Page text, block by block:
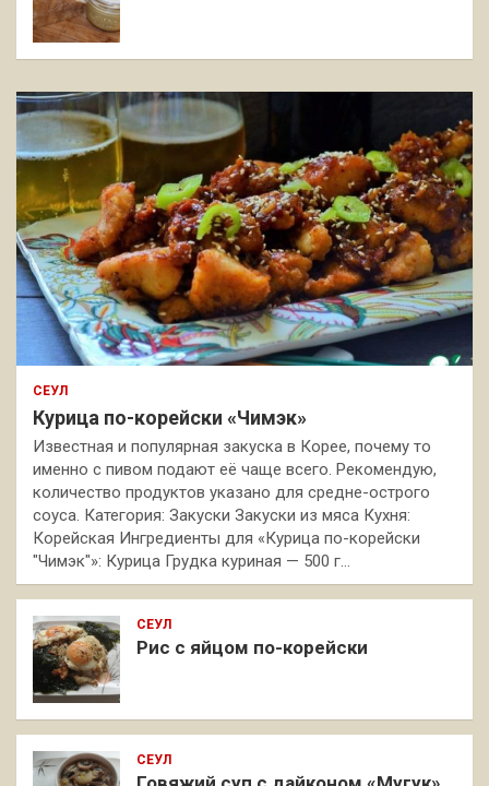
СЕУЛ
Курица по-корейски «Чимэк»
Известная и популярная закуска в Корее, почему то
именно с пивом подают её чаще всего. Рекомендую,
количество продуктов указано для средне-острого
соуса. Категория: Закуски Закуски из мяса Кухня:
Корейская Ингредиенты для «Курица по-корейски
"Чимэк"»: Курица Грудка куриная — 500 г…
СЕУЛ
Рис с яйцом по-корейски
СЕУЛ